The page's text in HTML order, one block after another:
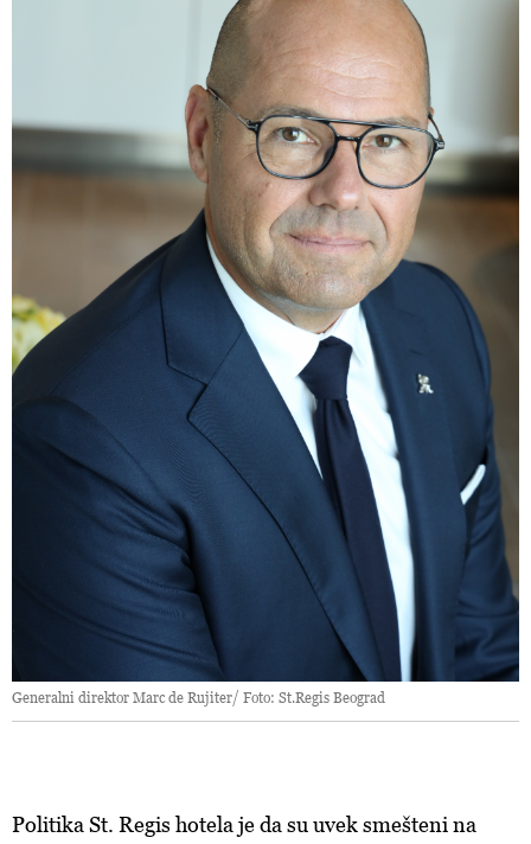
Generalni direktor Marc de Rujiter/ Foto: St.Regis Beograd
Politika St. Regis hotela je da su uvek smešteni na